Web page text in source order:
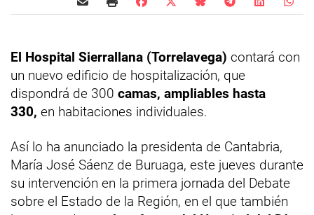
El Hospital Sierrallana (Torrelavega) contará con
un nuevo edificio de hospitalización, que
dispondrá de 300 camas, ampliables hasta
330, en habitaciones individuales.
Así lo ha anunciado la presidenta de Cantabria,
María José Sáenz de Buruaga, este jueves durante
su intervención en la primera jornada del Debate
sobre el Estado de la Región, en el que también